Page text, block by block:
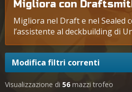
Migliora con
Migliora nel Draft e nel Sealed
l’assistente al deckbuilding di
Modifica filtri correnti
Visualizzazione di 56 mazzi trofeo